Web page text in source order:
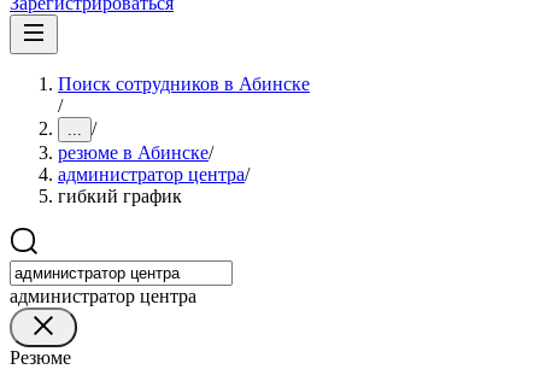
Поиск сотрудников в Абинске
/
... /
резюме в Абинске/
администратор центра/
гибкий график
администратор центра
Резюме